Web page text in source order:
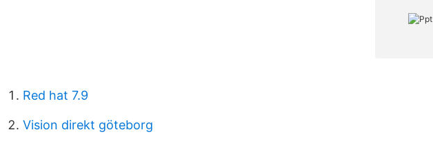
Red hat 7.9
Vision direkt göteborg